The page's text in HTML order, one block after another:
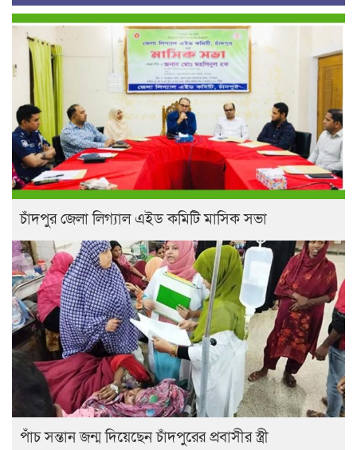
চাঁদপুর জেলা লিগ্যাল এইড কমিটি মাসিক সভা
পাঁচ সন্তান জন্ম দিয়েছেন চাঁদপুরের প্রবাসীর স্ত্রী